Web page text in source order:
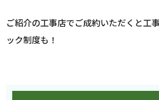
ご紹介の工事店でご成約いただくと工
ック制度も！